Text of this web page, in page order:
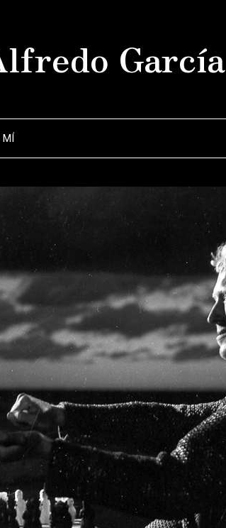
García
MÍ